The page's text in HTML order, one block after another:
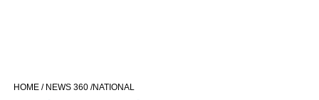
CINEMA
HOME / NEWS 360 /NATIONAL